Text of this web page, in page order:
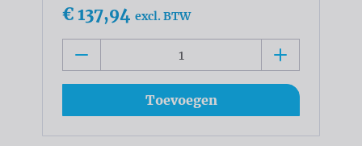
€ 137,94 excl. BTW
Toevoegen